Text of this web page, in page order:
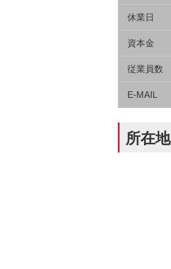
休業日
資本金
従業員数
E-MAIL
所在地